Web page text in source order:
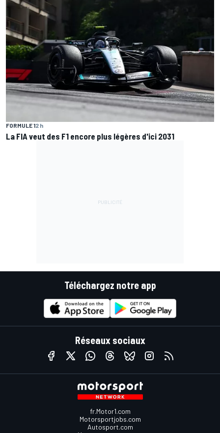
FORMULE 12 h
La FIA veut des F1 encore plus légères d'ici 2031
Téléchargez notre app
Réseaux sociaux
fr.Motor1.com
Motorsportjobs.com
Autosport.com